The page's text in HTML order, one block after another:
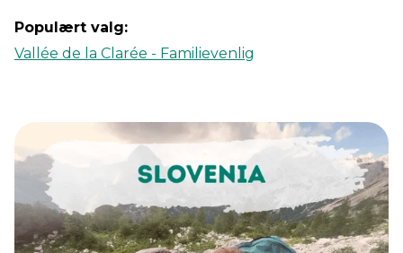
Populært valg:
Vallée de la Clarée - Familievenlig